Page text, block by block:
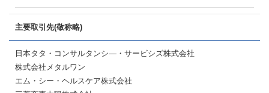
主要取引先(敬称略)
日本タタ・コンサルタンシ―・サービシズ株式会社
株式会社メタルワン
エム・シー・ヘルスケア株式会社